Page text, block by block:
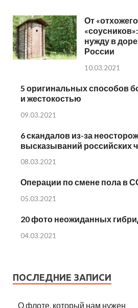
От
нужду в
России
10.03.2021
5 оригинальных способов
и жестокостью
09.03.2021
6 скандалов из-за
высказываний российских
08.03.2021
Операции по смене пола в
05.03.2021
20 фото неожиданных
04.03.2021
ПОСЛЕДНИЕ ЗАПИСИ
О флоте, который нам нужен